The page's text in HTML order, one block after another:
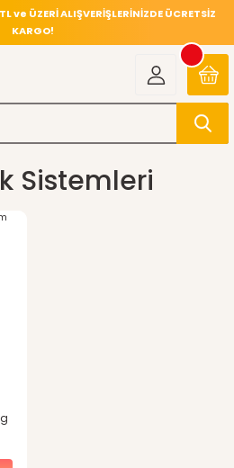
ve ÜZERİ ALIŞVERİŞLERİNİZDE ÜCRETSİZ
KARGO!
Sistemleri